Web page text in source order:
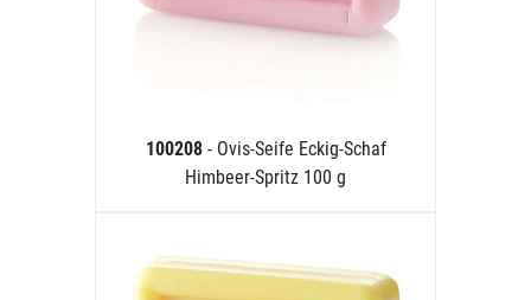
100208 - Ovis-Seife Eckig-Schaf
Himbeer-Spritz 100 g